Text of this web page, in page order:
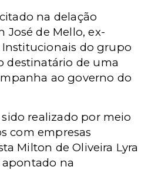
na delação
José de Mello, ex-
Institucionais do grupo
destinatário de uma
ao governo do
realizado por meio
com empresas
Milton de Oliveira Lyra
na